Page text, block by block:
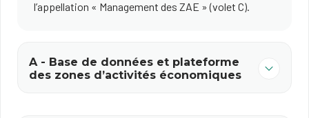
l’appellation « Management des ZAE » (volet C).
A - Base de données et plateforme
des zones d’activités économiques